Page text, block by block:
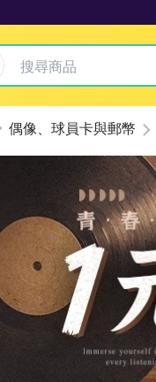
偶像、球員卡與郵幣